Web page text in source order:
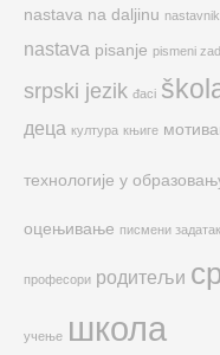
nastava na daljinu nastavnik
nastava pisanje pismeni
srpski jezik đaci
деца култура књиге
технологије у
оцењивање писмени задатак
професори родитељи
учење школа